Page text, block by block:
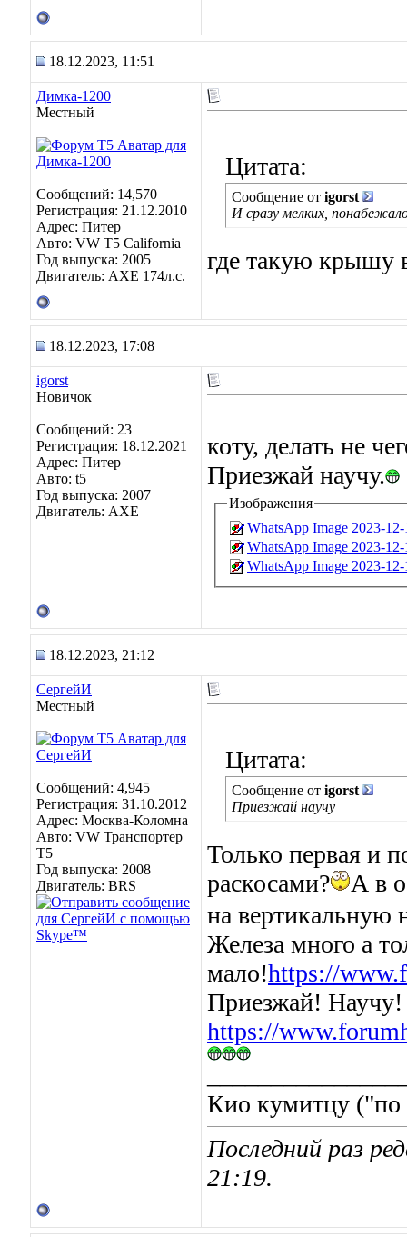
18.12.2023, 11:51
Димка-1200
Местный
Сообщений: 14,570
Регистрация: 21.12.2010
Адрес: Питер
Авто: VW T5 California
Год выпуска: 2005
Двигатель: AXE 174л.с.
Цитата:
Сообщение от igorst
И сразу мелких,
где такую крышу
18.12.2023, 17:08
igorst
Новичок
Сообщений: 23
Регистрация: 18.12.2021
Адрес: Питер
Авто: t5
Год выпуска: 2007
Двигатель: AXE
коту, делать не
Приезжай научу.
Изображения
WhatsApp Image 2023-
WhatsApp Image 2023-
WhatsApp Image 2023-
18.12.2023, 21:12
СергейИ
Местный
Сообщений: 4,945
Регистрация: 31.10.2012
Адрес: Москва-Коломна
Авто: VW Транспортер
Т5
Год выпуска: 2008
Двигатель: BRS
Цитата:
Сообщение от igorst
Приезжай научу
Только первая и
раскосами?
А в
на вертикальную
Железа много а
мало!https://
Приезжай! Научу!
https://
Кио кумитцу ("по
Последний раз
21:19.